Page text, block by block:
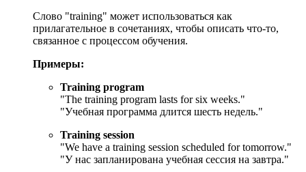
Слово "training" может использоваться как
прилагательное в сочетаниях, чтобы описать что-то,
связанное с процессом обучения.
Примеры:
Training program
"The training program lasts for six weeks."
"Учебная программа длится шесть недель."
Training session
"We have a training session scheduled for tomorrow."
"У нас запланирована учебная сессия на завтра."